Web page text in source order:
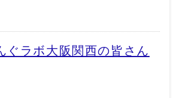
ぐラボ大阪関西の皆さん